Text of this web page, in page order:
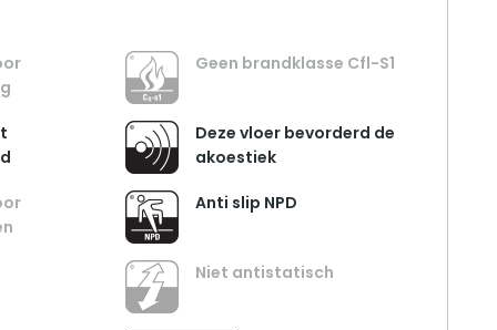
Geen brandklasse Cfl-S1
Deze vloer bevorderd de
akoestiek
Anti slip NPD
Niet antistatisch